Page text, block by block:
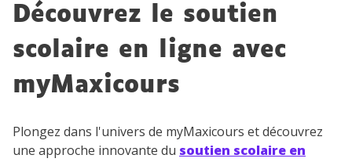
Découvrez le soutien
scolaire en ligne avec
myMaxicours
Plongez dans l'univers de myMaxicours et découvrez
une approche innovante du soutien scolaire en